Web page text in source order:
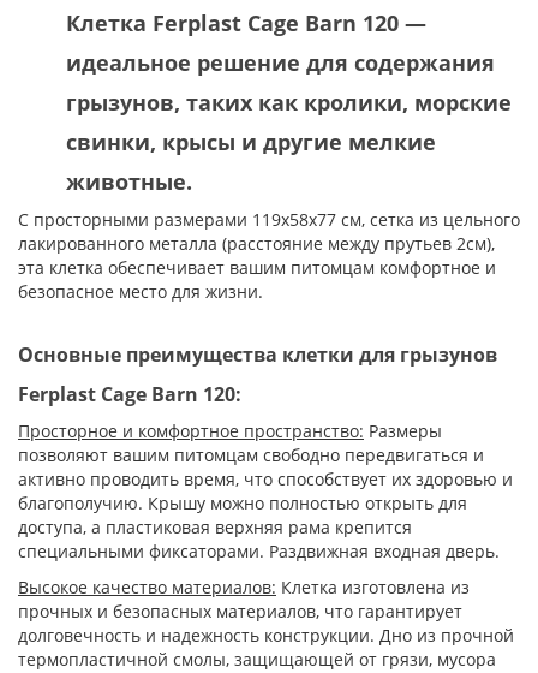
Клетка Ferplast Cage Barn 120 —
идеальное решение для содержания
грызунов, таких как кролики, морские
свинки, крысы и другие мелкие
животные.
С просторными размерами 119х58х77 см, сетка из цельного
лакированного металла (расстояние между прутьев 2см),
эта клетка обеспечивает вашим питомцам комфортное и
безопасное место для жизни.
Основные преимущества клетки для грызунов
Ferplast Cage Barn 120:
Просторное и комфортное пространство: Размеры
позволяют вашим питомцам свободно передвигаться и
активно проводить время, что способствует их здоровью и
благополучию. Крышу можно полностью открыть для
доступа, а пластиковая верхняя рама крепится
специальными фиксаторами. Раздвижная входная дверь.
Высокое качество материалов: Клетка изготовлена из
прочных и безопасных материалов, что гарантирует
долговечность и надежность конструкции. Дно из прочной
термопластичной смолы, защищающей от грязи, мусора